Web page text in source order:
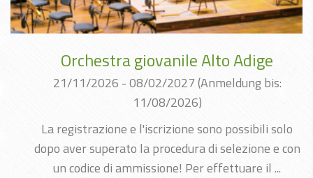
Orchestra giovanile Alto Adige
21/11/2026 - 08/02/2027(Anmeldung bis:
11/08/2026)
La registrazione e l'iscrizione sono possibili solo
dopo aver superato la procedura di selezione e con
un codice di ammissione! Per effettuare il ...